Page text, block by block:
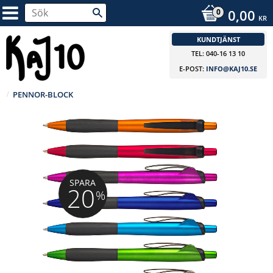
0,00 KR
KUNDTJÄNST
TEL: 040-16 13 10
E-POST: INFO@KAJ10.SE
PENNOR-BLOCK
SPARA
20%